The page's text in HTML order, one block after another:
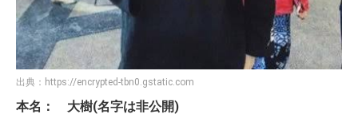
出典： https://encrypted-tbn0.gstatic.com
本名： 大樹(名字は非公開)